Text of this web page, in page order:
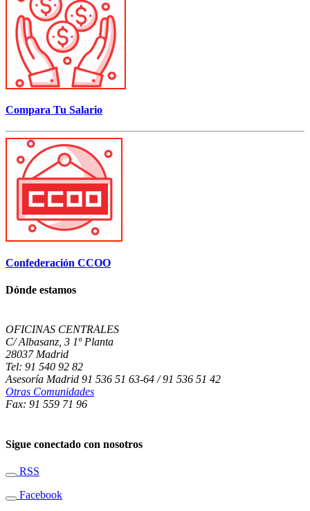
Compara Tu Salario
Confederación CCOO
Dónde estamos
OFICINAS CENTRALES
C/ Albasanz, 3 1º Planta
28037 Madrid
Tel: 91 540 92 82
Asesoría Madrid 91 536 51 63-64 / 91 536 51 42
Otras Comunidades
Fax: 91 559 71 96
Sigue conectado con nosotros
RSS
Facebook